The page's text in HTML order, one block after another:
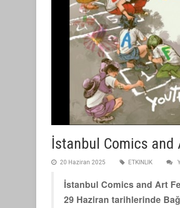
İstanbul Comics and
20 Haziran 2025 ETKINLIK
İstanbul Comics and Art
29 Haziran tarihlerinde